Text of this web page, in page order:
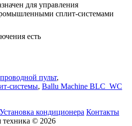
для управления
сплит-системами
есть
проводной пульт,
системы, Ballu Machine BLC_WC
Установка кондиционера Контакты
техника © 2026